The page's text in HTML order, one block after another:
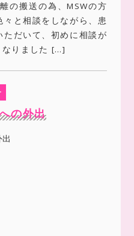
の搬送の為、MSWの方
と相談をしながら、患
だいて、初めに相談が
なりました […]
の外出